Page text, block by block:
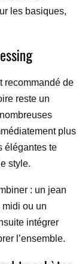
les basiques,
recommandé de
reste un
plus
élégantes te
style.
: un jean
ou un
intégrer
l’ensemble.